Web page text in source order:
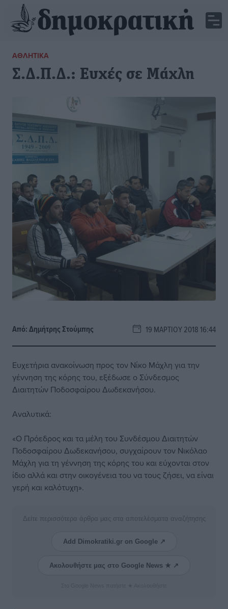
ΑΘΛΗΤΙΚΆ
Σ.Δ.Π.Δ.: Ευχές σε Μάχλη
Από:Δημήτρης Στούμπης 19 ΜΑΡΤΊΟΥ 2018 16:44
Ευχετήρια ανακοίνωση προς τον Νίκο Μάχλη για την
γέννηση της κόρης του, εξέδωσε ο Σύνδεσμος
Διαιτητών Ποδοσφαίρου Δωδεκανήσου.
Αναλυτικά:
«Ο Πρόεδρος και τα μέλη του Συνδέσμου Διαιτητών
Ποδοσφαίρου Δωδεκανήσου, συγχαίρουν τον Νικόλαο
Μάχλη για τη γέννηση της κόρης του και εύχονται στον
ίδιο αλλά και στην οικογένεια του να τους ζήσει, να είναι
γερή και καλότυχη».
Δείτε περισσότερα άρθρα μας στα αποτελέσματα αναζήτησης
Add Dimokratiki.gr on Google ↗
Ακολουθήστε μας στο Google News ★ ↗